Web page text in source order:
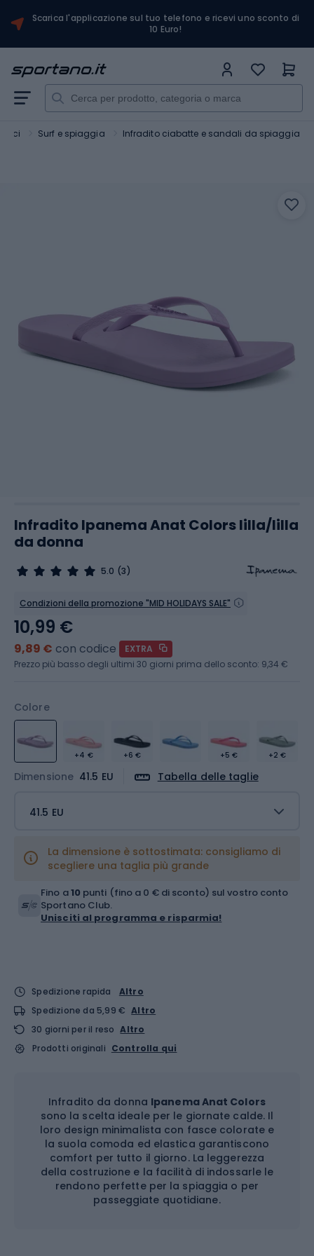
Scarica l'applicazione sul tuo telefono e ricevi uno sconto di
10 Euro!
Surf e spiaggia Infradito ciabatte e sandali da spiaggia
Infradito Ipanema Anat Colors lilla/lilla
da donna
5.0 (3)
Condizioni della promozione "MID HOLIDAYS SALE"
Colore
+4 € +6 € +5 € +2 €
Dimensione 41.5 EU Tabella delle taglie
41.5 EU
La dimensione è sottostimata: consigliamo di
scegliere una taglia più grande
10,99 €
9,89 € con codice
EXTRA
Prezzo più basso degli ultimi 30 giorni prima dello sconto: 9,34 €
Fino a10 punti (fino a 0 € di sconto) sul vostro conto
Sportano Club.
Unisciti al programma e risparmia!
Spedizione rapida
Altro
Spedizione da 5,99 € Altro
30 giorni per il reso Altro
Prodotti originali Controlla qui
Infradito da donna Ipanema Anat Colors
sono la scelta ideale per le giornate calde. Il
loro design minimalista con fasce colorate e
la suola comoda ed elastica garantiscono
comfort per tutto il giorno. La leggerezza
della costruzione e la facilità di indossarle le
rendono perfette per la spiaggia o per
passeggiate quotidiane.